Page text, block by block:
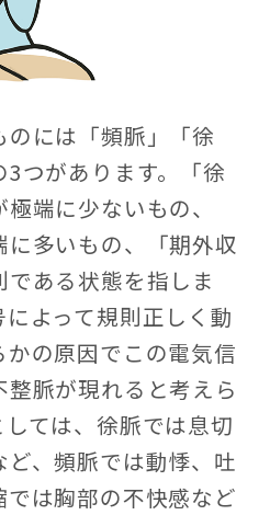
には「頻脈」「徐
つがあります。「徐
端に少ないもの、
に多いもの、「期外収
ある状態を指しま
よって規則正しく動
の原因でこの電気信
脈が現れると考えら
ては、徐脈では息切
、頻脈では動悸、吐
は胸部の不快感など